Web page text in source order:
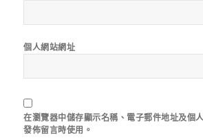
個人網站網址
在瀏覽器中儲存顯示名稱、電子郵件地址及個
發佈留言時使用。